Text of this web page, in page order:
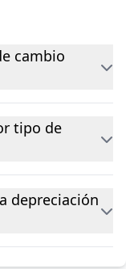
cambio
tipo de
depreciación